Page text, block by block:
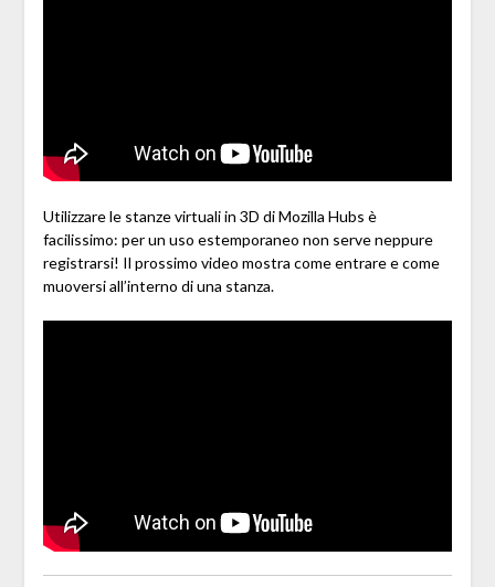
Utilizzare le stanze virtuali in 3D di Mozilla Hubs è
facilissimo: per un uso estemporaneo non serve neppure
registrarsi! Il prossimo video mostra come entrare e come
muoversi all’interno di una stanza.